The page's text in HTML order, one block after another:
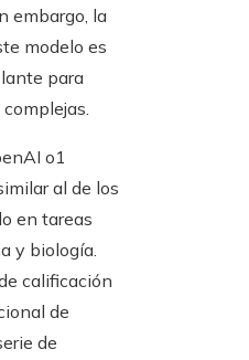
embargo, la
modelo es
para
o1
al de los
en tareas
y biología.
calificación
de
de